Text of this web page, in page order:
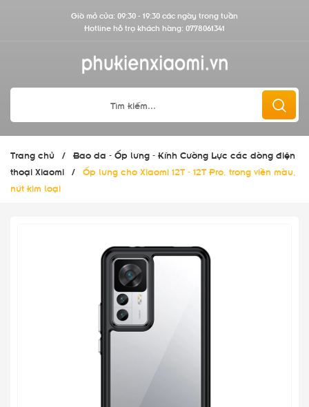
Giờ mở cửa: 09:30 - 19:30 các ngày trong tuần
Hotline hỗ trợ khách hàng: 0778061341
Trang chủ / Bao da - Ốp lưng - Kính Cường Lực các dòng điện
thoại Xiaomi / Ốp lưng cho Xiaomi 12T - 12T Pro, trong viền màu,
nút kim loại